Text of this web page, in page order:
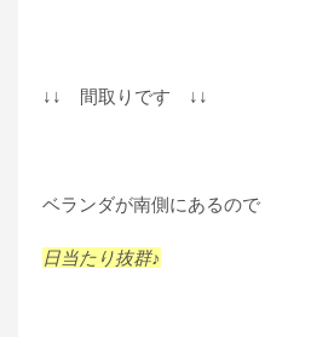
↓↓ 間取りです ↓↓
ベランダが南側にあるので
日当たり抜群♪